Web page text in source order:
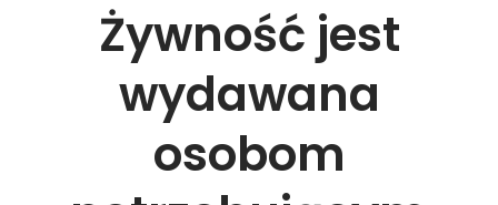
Żywność jest
wydawana
osobom